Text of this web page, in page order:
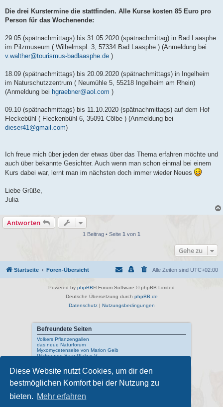
Diese Website nutzt Cookies, um dir den
bestmöglichen Komfort bei der Nutzung zu
bieten. Mehr erfahren
Die drei Kurstermine die stattfinden. Alle Kurse kosten 85 Euro pro
Person für das Wochenende:
29.05 (spätnachmittags) bis 31.05.2020 (spätnachmittag) in Bad Laasphe
im Pilzmuseum ( Wilhelmspl. 3, 57334 Bad Laasphe ) (Anmeldung bei
v.walther@tourismus-badlaasphe.de )
18.09 (spätnachmittags) bis 20.09.2020 (spätnachmittags) in Ingelheim
im Naturschutzzentrum ( Neumühle 5, 55218 Ingelheim am Rhein)
(Anmeldung bei hgraebner@aol.com )
09.10 (spätnachmittags) bis 11.10.2020 (spätnachmittags) auf dem Hof
Fleckebühl ( Fleckenbühl 6, 35091 Cölbe ) (Anmeldung bei
dieser41@gmail.com)
Ich freue mich über jeden der etwas über das Thema erfahren möchte und
auch über bekannte Gesichter. Auch wenn man schon einmal bei einem
Kurs dabei war, lernt man im nächsten doch immer wieder Neues
Liebe Grüße,
Julia
Antworten
1 Beitrag • Seite 1 von 1
Gehe zu
Startseite Foren-Übersicht Alle Zeiten sind UTC+02:00
Powered by phpBB® Forum Software © phpBB Limited
Deutsche Übersetzung durch phpBB.de
Datenschutz| Nutzungsbedingungen
Befreundete Seiten
Volkers Pflanzengallen
das neue Naturforum
Myxomycetenseite von Marion Geib
Pilzfreunde Saar-Pfalz e.V.
Interne Links
Mykologisches Lexikon
meine Naturfotos
Pilzfotopage - Suchmaschine